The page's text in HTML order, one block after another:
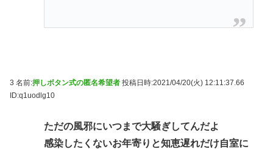
3 名前:押しボタン式の匿名希望者 投稿日時:2021/04/20(火) 12:11:37.66
ID:q1uodlg10
ただの風邪にいつまで大騒ぎしてんだよ
感染したくないお年寄りと知恵遅れだけ自室に